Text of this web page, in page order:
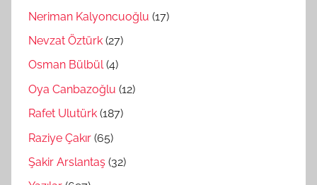
Neriman Kalyoncuoğlu (17)
Nevzat Öztürk (27)
Osman Bülbül(4)
Oya Canbazoğlu (12)
Rafet Ulutürk (187)
Raziye Çakır (65)
Şakir Arslantaş (32)